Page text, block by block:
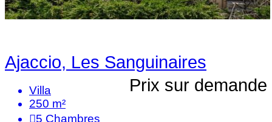
Ajaccio, Les Sanguinaires
Prix sur demande
Villa
250 m²
5 Chambres